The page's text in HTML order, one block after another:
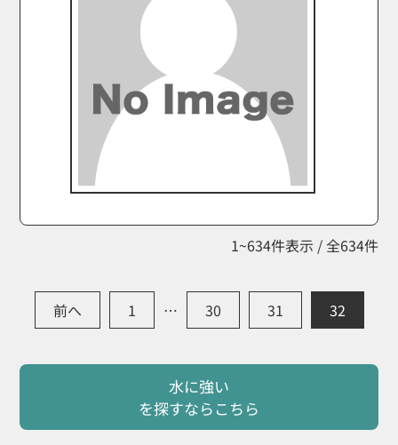
1~634件表示 / 全634件
前へ 1 … 30 31 32
水に強い
を探すならこちら